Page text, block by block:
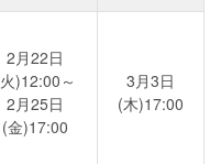
2月22日
)12:00～
2月25日
(金)17:00
3月3日
(木)17:00